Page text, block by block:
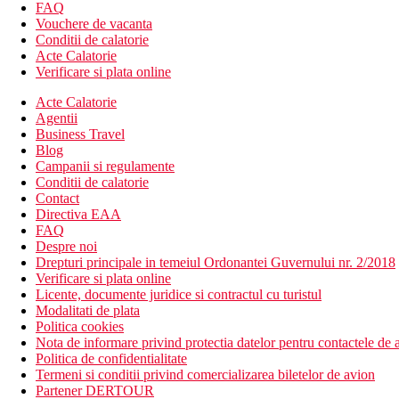
Descrierea plajei
plaja cu nisip
Activitati sportive gratuite
plaja
Categoria oficiala
3 stele
Taxa turistica
Incepand cu 2025, in Grecia exista obligatia de a plati taxa
statiune in Grecia sunt (Aprilie – Octombrie): 5.00 €. Tarifele
Distanţe
4 km
Centrul orasului
7 km
Distanta de cel mai apropiat aeroport
70 m
Distanta pana la plaja
FAQ
Vouchere de vacanta
Conditii de calatorie
Acte Calatorie
Verificare si plata online
Acte Calatorie
Agentii
Business Travel
Blog
Campanii si regulamente
Conditii de calatorie
Contact
Directiva EAA
FAQ
Despre noi
Drepturi principale in temeiul Ordonantei Guvernului nr. 2/2018
Verificare si plata online
Licente, documente juridice si contractul cu turistul
Modalitati de plata
Politica cookies
Nota de informare privind protectia datelor pentru contactele de
Politica de confidentialitate
Termeni si conditii privind comercializarea biletelor de avion
Partener DERTOUR